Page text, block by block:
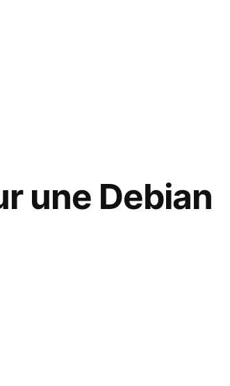
une Debian